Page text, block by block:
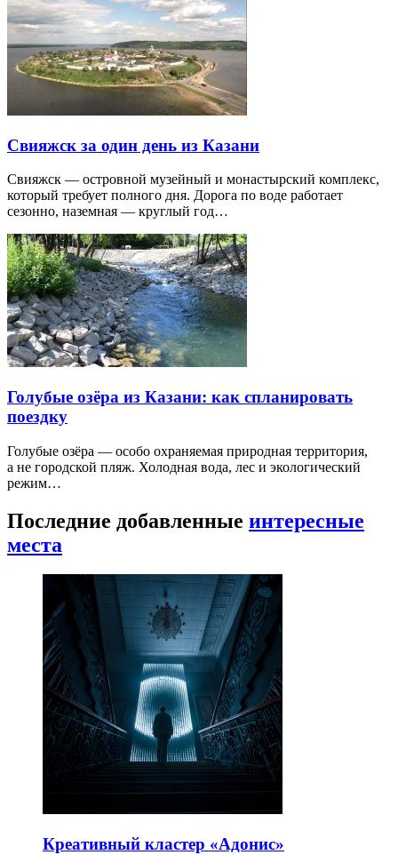
Свияжск за один день из Казани
Свияжск — островной музейный и монастырский комплекс,
который требует полного дня. Дорога по воде работает
сезонно, наземная — круглый год…
Голубые озёра из Казани: как спланировать
поездку
Голубые озёра — особо охраняемая природная территория,
а не городской пляж. Холодная вода, лес и экологический
режим…
Последние добавленные интересные
места
Креативный кластер «Адонис»